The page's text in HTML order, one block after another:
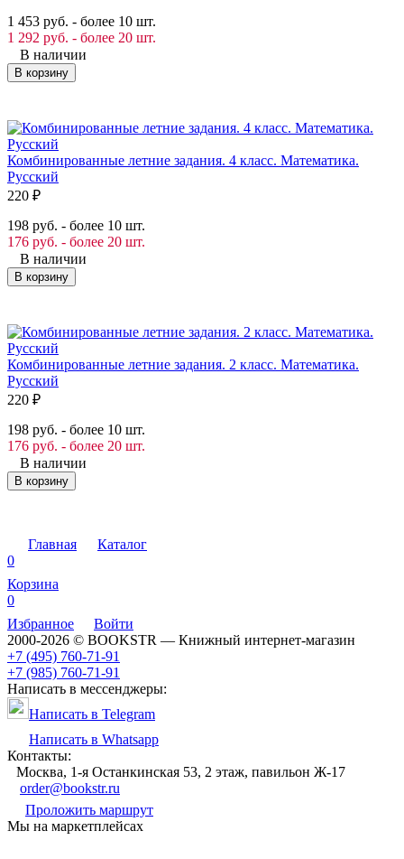
1 453 руб. - более 10 шт.
1 292 руб. - более 20 шт.
В наличии
В корзину
Комбинированные летние задания. 4 класс. Математика.
Русский
220 ₽
198 руб. - более 10 шт.
176 руб. - более 20 шт.
В наличии
В корзину
Комбинированные летние задания. 2 класс. Математика.
Русский
220 ₽
198 руб. - более 10 шт.
176 руб. - более 20 шт.
В наличии
В корзину
Главная
Каталог
0
Корзина
0
Избранное
Войти
2000-2026 © BOOKSTR — Книжный интернет-магазин
+7 (495) 760-71-91
+7 (985) 760-71-91
Написать в мессенджеры:
Написать в Telegram
Написать в Whatsapp
Контакты:
Москва, 1-я Останкинская 53, 2 этаж, павильон Ж-17
order@bookstr.ru
Проложить маршрут
Мы на маркетплейсах